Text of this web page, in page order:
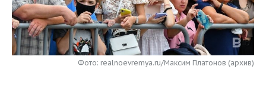
НЕФТЕХИМИЯ
НЕФТЬ
ОПК
РОЗНИЧНАЯ ТОРГОВЛЯ
ТРАНСПОРТ
НОВОСТИ ТЕХНОЛОГИЙ
IT
МЕРОПРИЯТИЯ
НОВОСТИ МЕРОПРИЯТИЙ
СПОРТ
Фото: realnoevremya.ru/Максим Платонов (архив)